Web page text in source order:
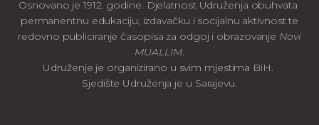
Osnovano je 1912. godine. Djelatnost Udruženja obuhvata
permanentnu edukaciju, izdavačku i socijalnu aktivnost te
redovno publiciranje časopisa za odgoj i obrazovanje Novi
MUALLIM.
Udruženje je organizirano u svim mjestima BiH.
Sjedište Udruženja je u Sarajevu.